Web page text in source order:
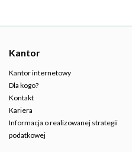
Kantor
Kantor internetowy
Dla kogo?
Kontakt
Kariera
Informacja o realizowanej strategii
podatkowej